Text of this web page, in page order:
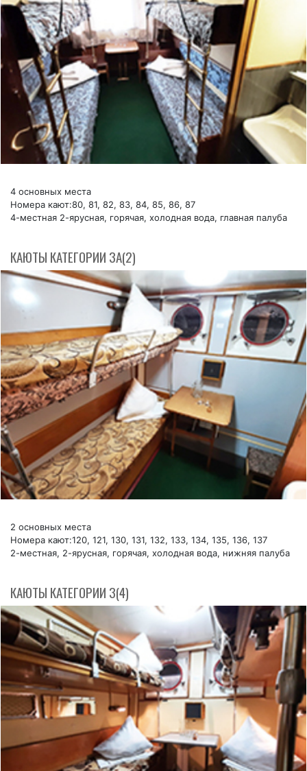
4 основных места
Номера кают:80, 81, 82, 83, 84, 85, 86, 87
4-местная 2-ярусная, горячая, холодная вода, главная палуба
КАЮТЫ КАТЕГОРИИ 3А(2)
2 основных места
Номера кают:120, 121, 130, 131, 132, 133, 134, 135, 136, 137
2-местная, 2-ярусная, горячая, холодная вода, нижняя палуба
КАЮТЫ КАТЕГОРИИ 3(4)